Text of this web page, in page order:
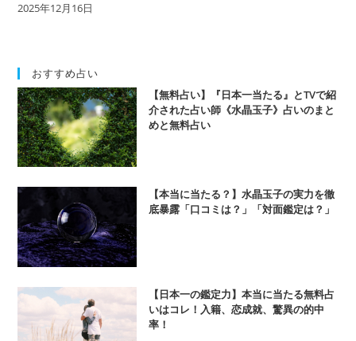
2025年12月16日
おすすめ占い
【無料占い】『日本一当たる』とTVで紹
介された占い師《水晶玉子》占いのまと
めと無料占い
【本当に当たる？】水晶玉子の実力を徹
底暴露「口コミは？」「対面鑑定は？」
【日本一の鑑定力】本当に当たる無料占
いはコレ！入籍、恋成就、驚異の的中
率！